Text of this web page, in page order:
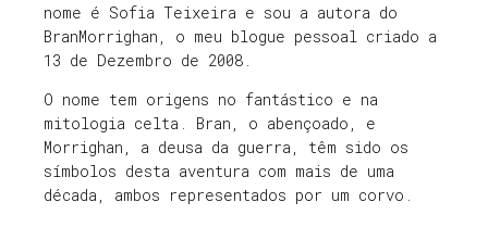
nome é Sofia Teixeira e sou a autora do
BranMorrighan, o meu blogue pessoal criado a
13 de Dezembro de 2008.
O nome tem origens no fantástico e na
mitologia celta. Bran, o abençoado, e
Morrighan, a deusa da guerra, têm sido os
símbolos desta aventura com mais de uma
década, ambos representados por um corvo.